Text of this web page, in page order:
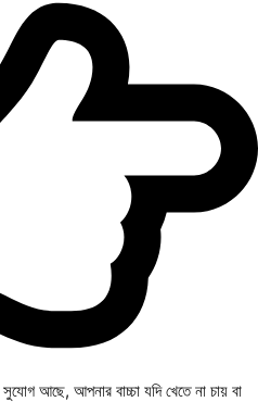
আছে, আপনার বাচ্চা যদি খেতে না চায় বা